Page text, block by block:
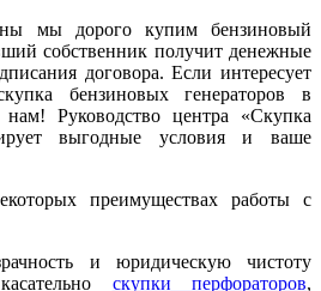
мы дорого купим бензиновый
собственник получит денежные
договора. Если интересует
бензиновых генераторов в
Руководство центра «Скупка
выгодные условия и ваше
преимуществах работы с
и юридическую чистоту
скупки перфораторов,